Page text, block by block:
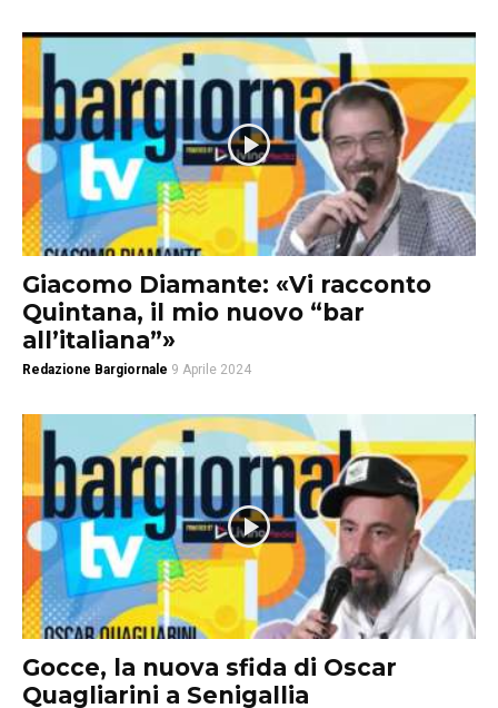
Giacomo Diamante: «Vi racconto
Quintana, il mio nuovo “bar
all’italiana”»
Redazione Bargiornale 9 Aprile 2024
Gocce, la nuova sfida di Oscar
Quagliarini a Senigallia